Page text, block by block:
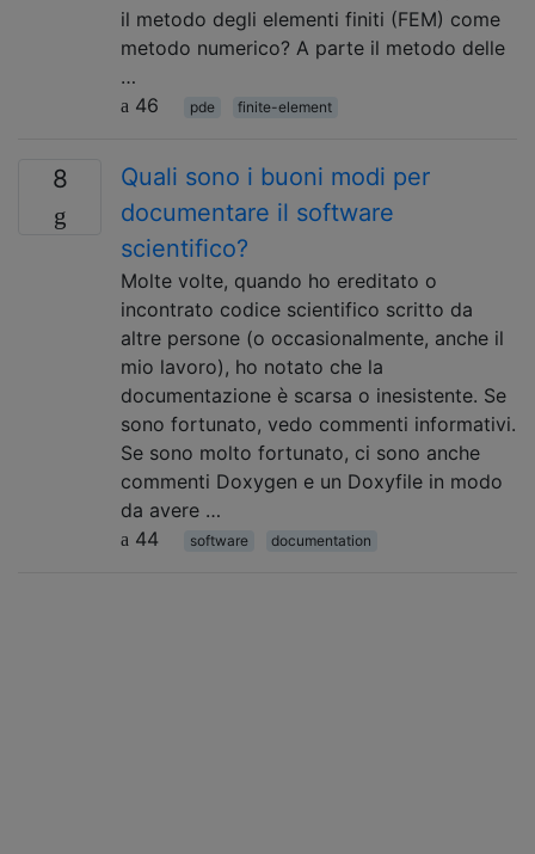
il metodo degli elementi finiti (FEM) come
metodo numerico? A parte il metodo delle
…
46
pde finite-element
8
Quali sono i buoni modi per
documentare il software
scientifico?
Molte volte, quando ho ereditato o
incontrato codice scientifico scritto da
altre persone (o occasionalmente, anche il
mio lavoro), ho notato che la
documentazione è scarsa o inesistente. Se
sono fortunato, vedo commenti informativi.
Se sono molto fortunato, ci sono anche
commenti Doxygen e un Doxyfile in modo
da avere …
44
software documentation